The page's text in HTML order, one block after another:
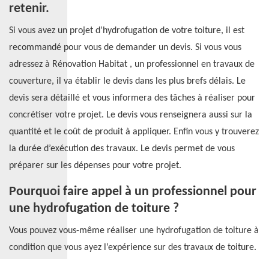
retenir.
Si vous avez un projet d’hydrofugation de votre toiture, il est
recommandé pour vous de demander un devis. Si vous vous
adressez à Rénovation Habitat , un professionnel en travaux de
couverture, il va établir le devis dans les plus brefs délais. Le
devis sera détaillé et vous informera des tâches à réaliser pour
concrétiser votre projet. Le devis vous renseignera aussi sur la
quantité et le coût de produit à appliquer. Enfin vous y trouverez
la durée d’exécution des travaux. Le devis permet de vous
préparer sur les dépenses pour votre projet.
Pourquoi faire appel à un professionnel pour
une hydrofugation de toiture ?
Vous pouvez vous-même réaliser une hydrofugation de toiture à
condition que vous ayez l’expérience sur des travaux de toiture.